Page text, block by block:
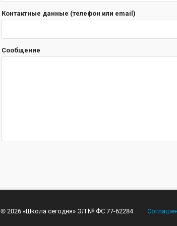
Контактные данные (телефон или email)
Сообщение
© 2026 «Школа сегодня» ЭЛ № ФС 77-62284